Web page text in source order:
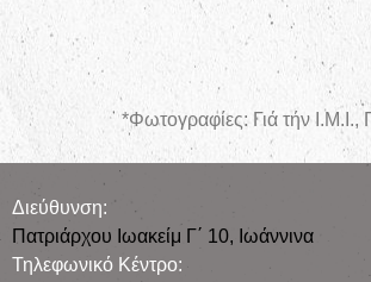
*Φωτογραφίες: Γιά τήν
Διεύθυνση:
Πατριάρχου Ιωακείμ Γ΄ 10, Iωάννινα
Τηλεφωνικό Κέντρο: